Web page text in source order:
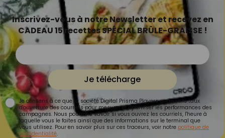
Inscrivez-vous à notre Newsletter et recevez en
CADEAU 15 recettes SPÉCIAL BRÛLE-GRAISSE !
Je télécharge
Je consens à ce que la société Digital Prisma Players analyse le taux
d'ouverture des courriels pour mesurer et optimiser les performances des
campagnes. Nous pourrons savoir si vous ouvrez les courriels, l'heure à
laquelle vous le faites ainsi que des informations sur le terminal que
vous utilisez. Pour en savoir plus sur ces traceurs, voir notre politique de
confidentialité.